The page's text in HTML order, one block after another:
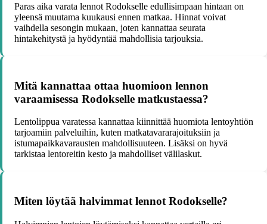
Paras aika varata lennot Rodokselle edullisimpaan hintaan on
yleensä muutama kuukausi ennen matkaa. Hinnat voivat
vaihdella sesongin mukaan, joten kannattaa seurata
hintakehitystä ja hyödyntää mahdollisia tarjouksia.
Mitä kannattaa ottaa huomioon lennon
varaamisessa Rodokselle matkustaessa?
Lentolippua varatessa kannattaa kiinnittää huomiota lentoyhtiön
tarjoamiin palveluihin, kuten matkatavararajoituksiin ja
istumapaikkavarausten mahdollisuuteen. Lisäksi on hyvä
tarkistaa lentoreitin kesto ja mahdolliset välilaskut.
Miten löytää halvimmat lennot Rodokselle?